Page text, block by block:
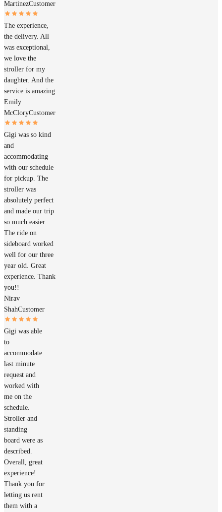
MartinezCustomer
The experience,
the delivery. All
was exceptional,
we love the
stroller for my
daughter. And the
service is amazing
Emily
McCloryCustomer
Gigi was so kind
and
accommodating
with our schedule
for pickup. The
stroller was
absolutely perfect
and made our trip
so much easier.
The ride on
sideboard worked
well for our three
year old. Great
experience. Thank
you!!
Nirav
ShahCustomer
Gigi was able
to
accommodate
last minute
request and
worked with
me on the
schedule.
Stroller and
standing
board were as
described.
Overall, great
experience!
Thank you for
letting us rent
them with a